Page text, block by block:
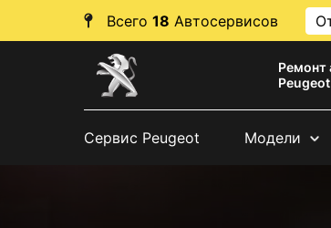
Всего 18 Автосервисов
Ремонт
Сервис Peugeot Модели